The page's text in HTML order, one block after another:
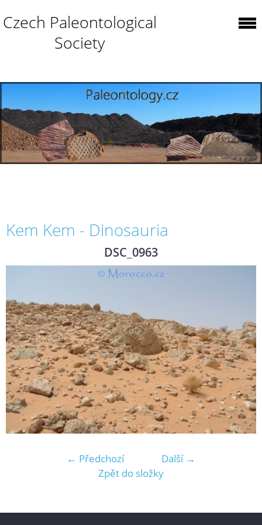
Czech Paleontological
Society
Kem Kem - Dinosauria
DSC_0963
← Předchozí
Další →
Zpět do složky